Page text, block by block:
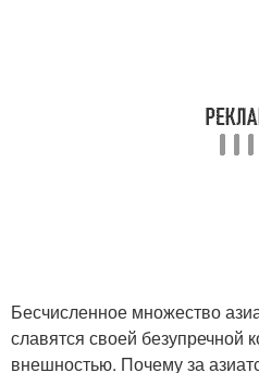
Бесчисленное множество
славятся своей безупречной
внешностью. Почему за